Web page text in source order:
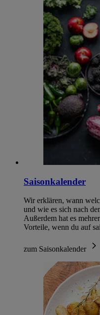
Saisonkalender
Wir erklären, wann
und wie es sich nach
Außerdem hat es
Vorteile, wenn du auf
zum Saisonkalender